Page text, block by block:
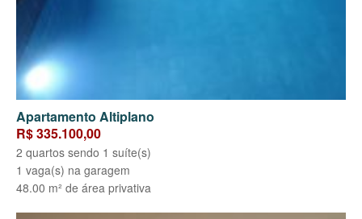
Apartamento Altiplano
R$ 335.100,00
2 quartos sendo 1 suíte(s)
1 vaga(s) na garagem
48.00 m² de área privativa